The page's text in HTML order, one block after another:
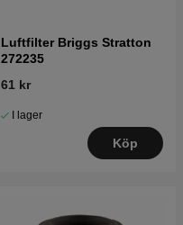
Luftfilter Briggs Stratton
272235
61 kr
I lager
Köp